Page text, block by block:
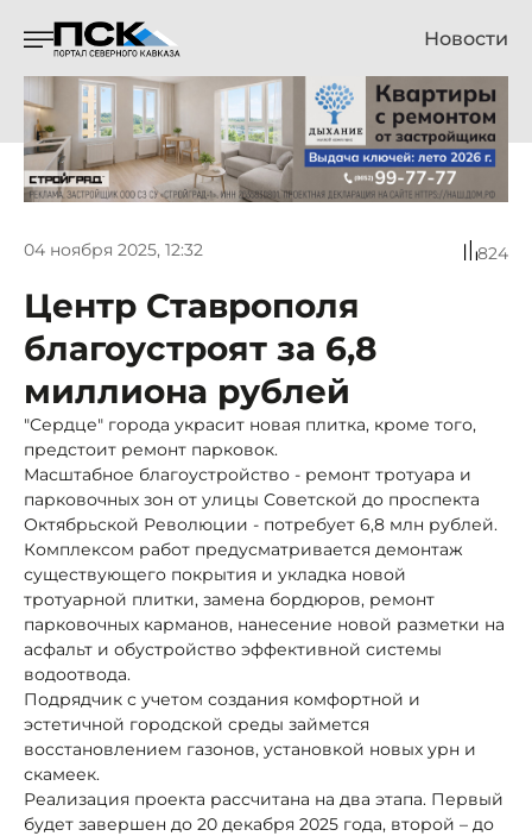
Новости
04 ноября 2025, 12:32 824
Центр Ставрополя
благоустроят за 6,8
миллиона рублей
"Сердце" города украсит новая плитка, кроме того,
предстоит ремонт парковок.
Масштабное благоустройство - ремонт тротуара и
парковочных зон от улицы Советской до проспекта
Октябрьской Революции - потребует 6,8 млн рублей.
Комплексом работ предусматривается демонтаж
существующего покрытия и укладка новой
тротуарной плитки, замена бордюров, ремонт
парковочных карманов, нанесение новой разметки на
асфальт и обустройство эффективной системы
водоотвода.
Подрядчик с учетом создания комфортной и
эстетичной городской среды займется
восстановлением газонов, установкой новых урн и
скамеек.
Реализация проекта рассчитана на два этапа. Первый
будет завершен до 20 декабря 2025 года, второй – до